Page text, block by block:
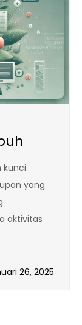
kunci
yang
aktivitas
26, 2025